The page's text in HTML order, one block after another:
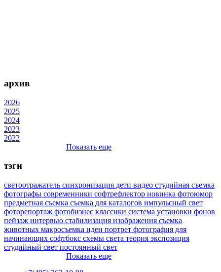
архив
2026
2025
2024
2023
2022
Показать еще
тэги
светоотражатель синхронизация дети видео студийная съемка
фотографы современники софтрефлектор новинка фотоюмор
предметная съемка съемка для каталогов импульсный свет
фоторепортаж фотобизнес классики система установки фонов
пейзаж интервью стабилизация изображения съемка
животных макросъемка идеи портрет фотография для
начинающих софтбокс схемы света теория экспозиция
студийный свет постоянный свет
Показать еще